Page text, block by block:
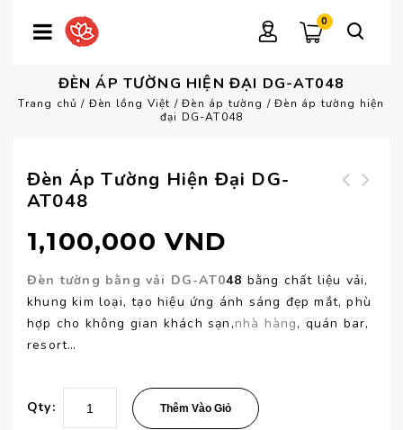
0
ĐÈN ÁP TƯỜNG HIỆN ĐẠI DG-AT048
Trang chủ / Đèn lồng Việt /Đèn áp tường /Đèn áp tường hiện
đại DG-AT048
Đèn Áp Tường Hiện Đại DG-
AT048
1,100,000 VND
Đèn tường bằng vải DG-AT048 bằng chất liệu vải,
khung kim loại, tạo hiệu ứng ánh sáng đẹp mắt, phù
hợp cho không gian khách sạn,nhà hàng, quán bar,
resort…
Qty: Thêm Vào Giỏ